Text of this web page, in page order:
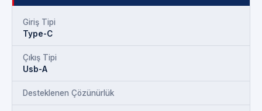
Giriş Tipi
Type-C
Çıkış Tipi
Usb-A
Desteklenen Çözünürlük